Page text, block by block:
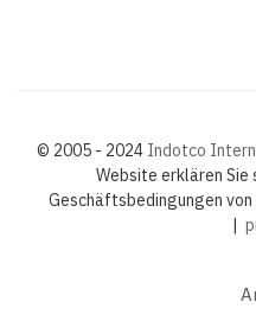
© 2005 - 2024 Indotco
Website erklären Sie
Geschäftsbedingungen
|